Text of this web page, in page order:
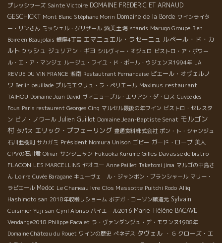
プレッシウーズ Sainte Victoire DOMAINE FREDERIC ET ARNAUD
GESCHICKT Mont Blanc Stéphane Morin Domaine de la Borde ワインライタ
ー・リンさん ミッシェル・グリザール 酒美土場 stands Marugo Groupe Bien
Boire en Beaujolais 銀座4丁目 エマニュエル・ラセーニュ ルペール・ド・カ
ルトゥッシュ ジュリアン・ギヨ シルヴィー・オジュロ ビストロ・ア・ボワー
ル・エ・ア・マンジェ ルージュ・フイユ・ド・ポール・ウジェンヌ1994年 LA
REVUE DU VIN FRANCE 湘南 Restautrant Fernandaise ピエール・オヴェルノ
ワ Berlin oeuillade プルミエクリュ・ラ・ペリエール Maximus restaurant
TAIHOU Domaine Jean David ヴィニョーブル・エリアン・ダ・ロス Cuvee des
Fous Paris restaurent Georges Cinq マルセル最後の年ワイン ビストロ・セレスタ
ン ピノ・ノワール Julien Guillot Domaine Jean-Baptiste Senat モルゴン
村 タパス エリック・プフェーリング 豊通食料株式会社 ポン・ト・シャンジュ
石川亜樹則 サカガミ Président Nomura Unison ゴビー ガード・ローブ 美人
CPVの石川君 Olivar サンシニャン Fukuoka Kurume Gilles Davasse de bistro
FLACON LES MARCELLINS ヤオユー Anne Paillet Taketomi jima マルゴの中島さ
ん Loirre Cuvée Baragane キューヴェ ル・ジャンボン・ブランシャール マリー・
ラピエール Medoc Le Chameau Ivre Clos Massotte Puitchi Rodo Alliq
Hashimoto san 2018年収穫リショーム ボデガ・コーゾン醸造元 Sylvain
Cuisinier Yuji san Cyril Alonso バイエール2016 Marie-Hélène BACAVE
Vendange2018 Philippe Pacalet ラ・ヴァンダンジュ・デ・モワンヌ1988年
Domaine Château du Rouet ワインの歴史 ぺネデス タヴェル ・ G クローズ・エ